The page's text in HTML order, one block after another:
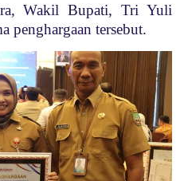
Wakil Bupati, Tri Yuli
penghargaan tersebut.